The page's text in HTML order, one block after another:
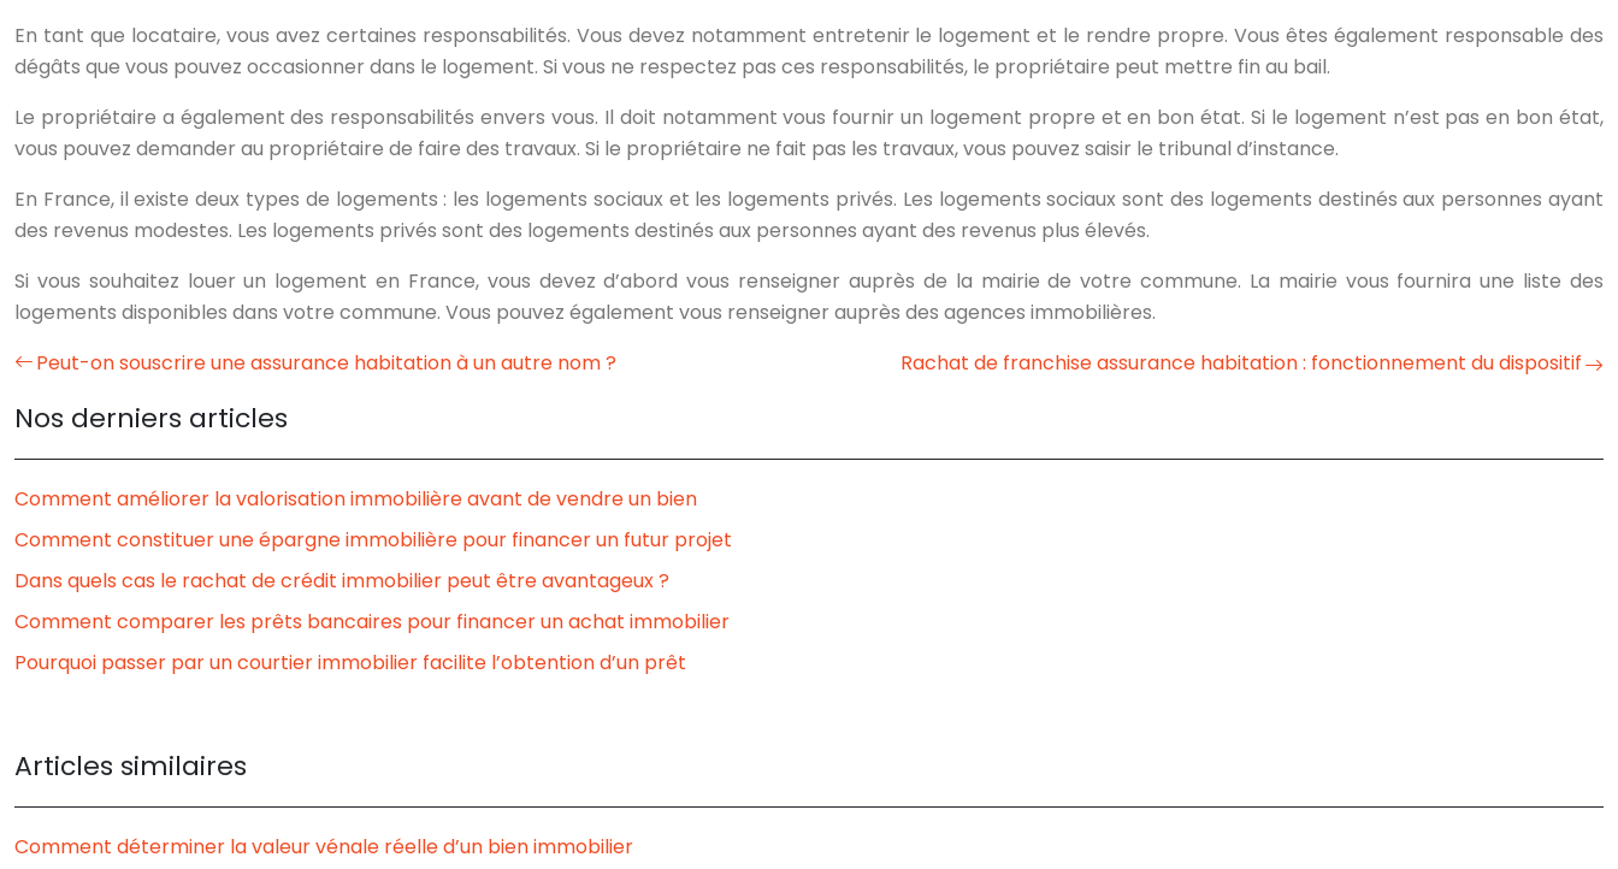
En tant que locataire, vous avez certaines responsabilités. Vous devez notamment entretenir le logement et le rendre propre. Vous êtes également responsable des
dégâts que vous pouvez occasionner dans le logement. Si vous ne respectez pas ces responsabilités, le propriétaire peut mettre fin au bail.
Le propriétaire a également des responsabilités envers vous. Il doit notamment vous fournir un logement propre et en bon état. Si le logement n’est pas en bon état,
vous pouvez demander au propriétaire de faire des travaux. Si le propriétaire ne fait pas les travaux, vous pouvez saisir le tribunal d’instance.
En France, il existe deux types de logements : les logements sociaux et les logements privés. Les logements sociaux sont des logements destinés aux personnes ayant
des revenus modestes. Les logements privés sont des logements destinés aux personnes ayant des revenus plus élevés.
Si vous souhaitez louer un logement en France, vous devez d’abord vous renseigner auprès de la mairie de votre commune. La mairie vous fournira une liste des
logements disponibles dans votre commune. Vous pouvez également vous renseigner auprès des agences immobilières.
Peut-on souscrire une assurance habitation à un autre nom ?
Rachat de franchise assurance habitation : fonctionnement du dispositif
Nos derniers articles
Comment améliorer la valorisation immobilière avant de vendre un bien
Comment constituer une épargne immobilière pour financer un futur projet
Dans quels cas le rachat de crédit immobilier peut être avantageux ?
Comment comparer les prêts bancaires pour financer un achat immobilier
Pourquoi passer par un courtier immobilier facilite l’obtention d’un prêt
Articles similaires
Comment déterminer la valeur vénale réelle d’un bien immobilier